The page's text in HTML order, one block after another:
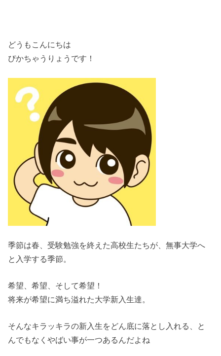
どうもこんにちは
ぴかちゃうりょうです！
季節は春、受験勉強を終えた高校生たちが、無事大学へ
と入学する季節。
希望、希望、そして希望！
将来が希望に満ち溢れた大学新入生達。
そんなキラッキラの新入生をどん底に落とし入れる、と
んでもなくやばい事が一つあるんだよね